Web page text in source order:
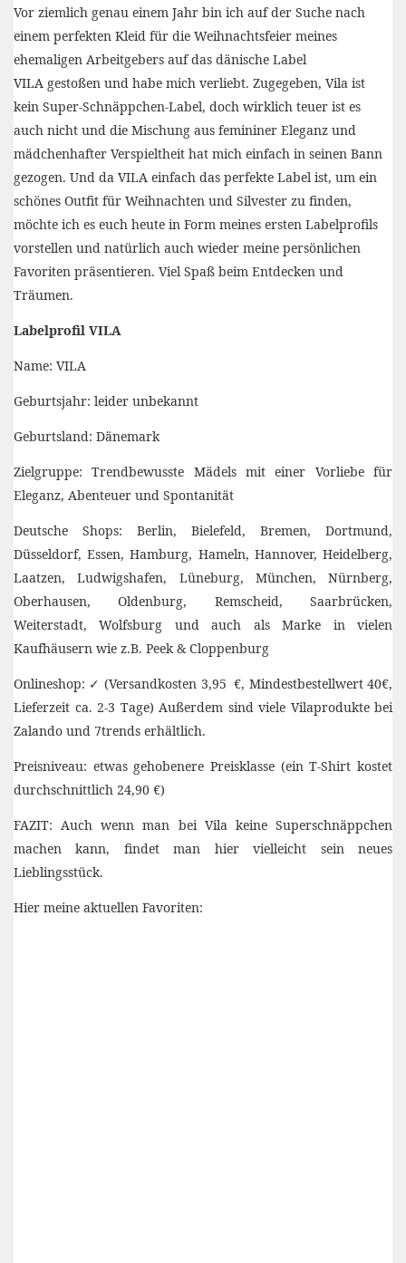
Vor ziemlich genau einem Jahr bin ich auf der Suche nach
einem perfekten Kleid für die Weihnachtsfeier meines
ehemaligen Arbeitgebers auf das dänische Label
VILA gestoßen und habe mich verliebt. Zugegeben, Vila ist
kein Super-Schnäppchen-Label, doch wirklich teuer ist es
auch nicht und die Mischung aus femininer Eleganz und
mädchenhafter Verspieltheit hat mich einfach in seinen Bann
gezogen. Und da VILA einfach das perfekte Label ist, um ein
schönes Outfit für Weihnachten und Silvester zu finden,
möchte ich es euch heute in Form meines ersten Labelprofils
vorstellen und natürlich auch wieder meine persönlichen
Favoriten präsentieren. Viel Spaß beim Entdecken und
Träumen.
Labelprofil VILA
Name: VILA
Geburtsjahr: leider unbekannt
Geburtsland: Dänemark
Zielgruppe: Trendbewusste Mädels mit einer Vorliebe für
Eleganz, Abenteuer und Spontanität
Deutsche Shops: Berlin, Bielefeld, Bremen, Dortmund,
Düsseldorf, Essen, Hamburg, Hameln, Hannover, Heidelberg,
Laatzen, Ludwigshafen, Lüneburg, München, Nürnberg,
Oberhausen, Oldenburg, Remscheid, Saarbrücken,
Weiterstadt, Wolfsburg und auch als Marke in vielen
Kaufhäusern wie z.B. Peek & Cloppenburg
Onlineshop: ✓ (Versandkosten 3,95 €, Mindestbestellwert 40€,
Lieferzeit ca. 2-3 Tage) Außerdem sind viele Vilaprodukte bei
Zalando und 7trends erhältlich.
Preisniveau: etwas gehobenere Preisklasse (ein T-Shirt kostet
durchschnittlich 24,90 €)
FAZIT: Auch wenn man bei Vila keine Superschnäppchen
machen kann, findet man hier vielleicht sein neues
Lieblingsstück.
Hier meine aktuellen Favoriten: